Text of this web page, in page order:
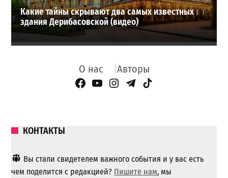
Какие тайны скрывают два самых известных
здания Дерибасовской (видео)
О нас Авторы
Facebook Page
YouTube
Instagram
Telegram
TikTok
КОНТАКТЫ
Вы стали свидетелем важного события и у вас есть
чем поделится с редакцией? Пишите нам, мы